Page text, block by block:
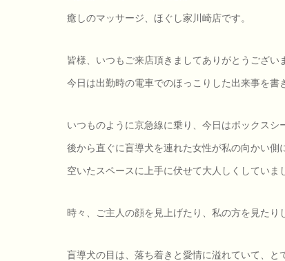
癒しのマッサージ、ほぐし家川崎店です。
皆様、いつもご来店頂きましてありがとうござい
今日は出勤時の電車でのほっこりした出来事を書
いつものように京急線に乗り、今日はボックスシ
後から直ぐに盲導犬を連れた女性が私の向かい側
空いたスペースに上手に伏せて大人しくしていま
時々、ご主人の顔を見上げたり、私の方を見たり
盲導犬の目は、落ち着きと愛情に溢れていて、と